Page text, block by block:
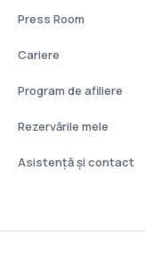
Press Room
Cariere
Program de afiliere
Rezervările mele
Asistenţă şi contact